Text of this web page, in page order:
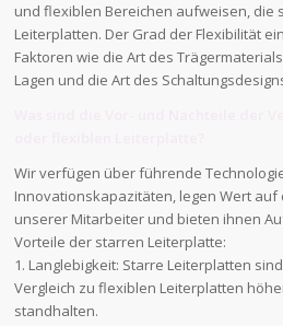
und flexiblen Bereichen aufweisen, die
Leiterplatten. Der Grad der Flexibilität
Faktoren wie die Art des
Lagen und die Art des
Wir verfügen über führende
Innovationskapazitäten, legen Wert auf
unserer Mitarbeiter und bieten ihnen
Vorteile der starren Leiterplatte:
1. Langlebigkeit: Starre Leiterplatten
Vergleich zu flexiblen Leiterplatten
standhalten.